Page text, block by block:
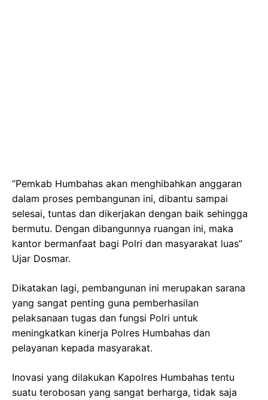
“Pemkab Humbahas akan menghibahkan anggaran
dalam proses pembangunan ini, dibantu sampai
selesai, tuntas dan dikerjakan dengan baik sehingga
bermutu. Dengan dibangunnya ruangan ini, maka
kantor bermanfaat bagi Polri dan masyarakat luas”
Ujar Dosmar.
Dikatakan lagi, pembangunan ini merupakan sarana
yang sangat penting guna pemberhasilan
pelaksanaan tugas dan fungsi Polri untuk
meningkatkan kinerja Polres Humbahas dan
pelayanan kepada masyarakat.
Inovasi yang dilakukan Kapolres Humbahas tentu
suatu terobosan yang sangat berharga, tidak saja